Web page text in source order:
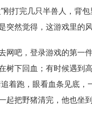
刚打完几只半兽人，背
然觉得，这游戏里的风
网吧，登录游戏的第一
下回血；有时候遇到
着跑，眼看血条见底
把野猪清完，他也坐